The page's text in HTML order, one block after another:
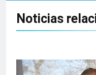
Noticias